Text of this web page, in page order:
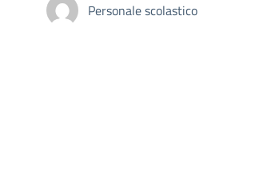
Personale scolastico